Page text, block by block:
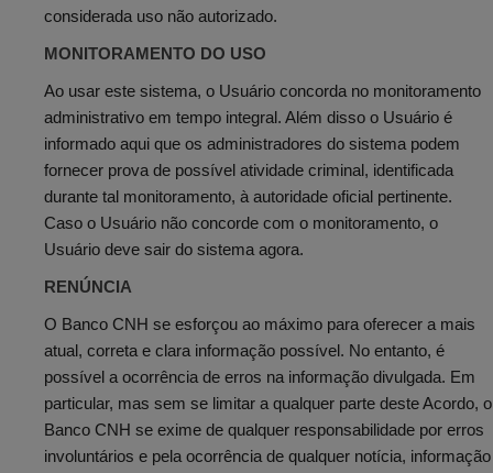
considerada uso não autorizado.
MONITORAMENTO DO USO
Ao usar este sistema, o Usuário concorda no monitoramento
administrativo em tempo integral. Além disso o Usuário é
informado aqui que os administradores do sistema podem
fornecer prova de possível atividade criminal, identificada
durante tal monitoramento, à autoridade oficial pertinente.
Caso o Usuário não concorde com o monitoramento, o
Usuário deve sair do sistema agora.
RENÚNCIA
O Banco CNH se esforçou ao máximo para oferecer a mais
atual, correta e clara informação possível. No entanto, é
possível a ocorrência de erros na informação divulgada. Em
particular, mas sem se limitar a qualquer parte deste Acordo, o
Banco CNH se exime de qualquer responsabilidade por erros
involuntários e pela ocorrência de qualquer notícia, informação